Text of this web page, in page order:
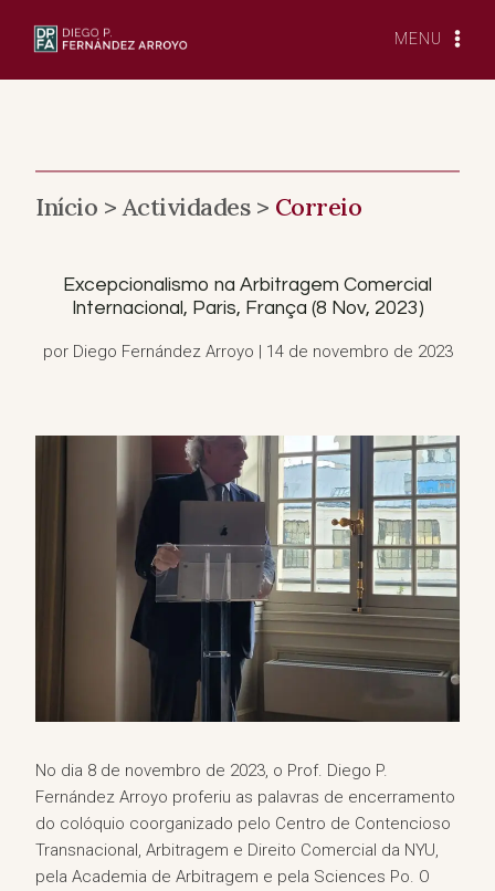
MENU
Início >Actividades > Correio
Excepcionalismo na Arbitragem Comercial
Internacional, Paris, França (8 Nov, 2023)
por Diego Fernández Arroyo | 14 de novembro de 2023
No dia 8 de novembro de 2023, o Prof. Diego P.
Fernández Arroyo proferiu as palavras de encerramento
do colóquio coorganizado pelo Centro de Contencioso
Transnacional, Arbitragem e Direito Comercial da NYU,
pela Academia de Arbitragem e pela Sciences Po. O